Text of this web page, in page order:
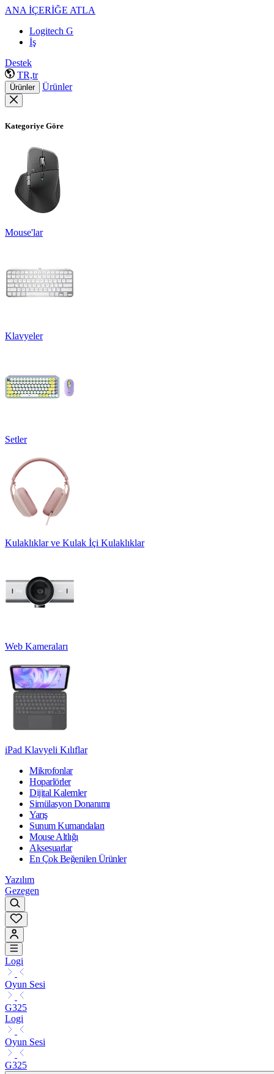
ANA İÇERİĞE ATLA
Logitech G
İş
Destek
TR,tr
Ürünler Ürünler
Kategoriye Göre
Mouse'lar
Klavyeler
Setler
Kulaklıklar ve Kulak İçi Kulaklıklar
Web Kameraları
iPad Klavyeli Kılıflar
Mikrofonlar
Hoparlörler
Dijital Kalemler
Simülasyon Donanımı
Yarış
Sunum Kumandaları
Mouse Altlığı
Aksesuarlar
En Çok Beğenilen Ürünler
Yazılım
Gezegen
Logi
Oyun Sesi
G325
Logi
Oyun Sesi
G325